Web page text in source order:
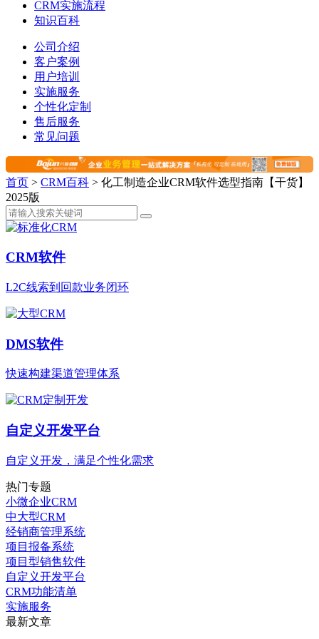
CRM实施流程
知识百科
公司介绍
客户案例
用户培训
实施服务
个性化定制
售后服务
常见问题
首页 > CRM百科 > 化工制造企业CRM软件选型指南【干货】
2025版
CRM软件
L2C线索到回款业务闭环
DMS软件
快速构建渠道管理体系
自定义开发平台
自定义开发，满足个性化需求
热门专题
小微企业CRM
中大型CRM
经销商管理系统
项目报备系统
项目型销售软件
自定义开发平台
CRM功能清单
实施服务
最新文章